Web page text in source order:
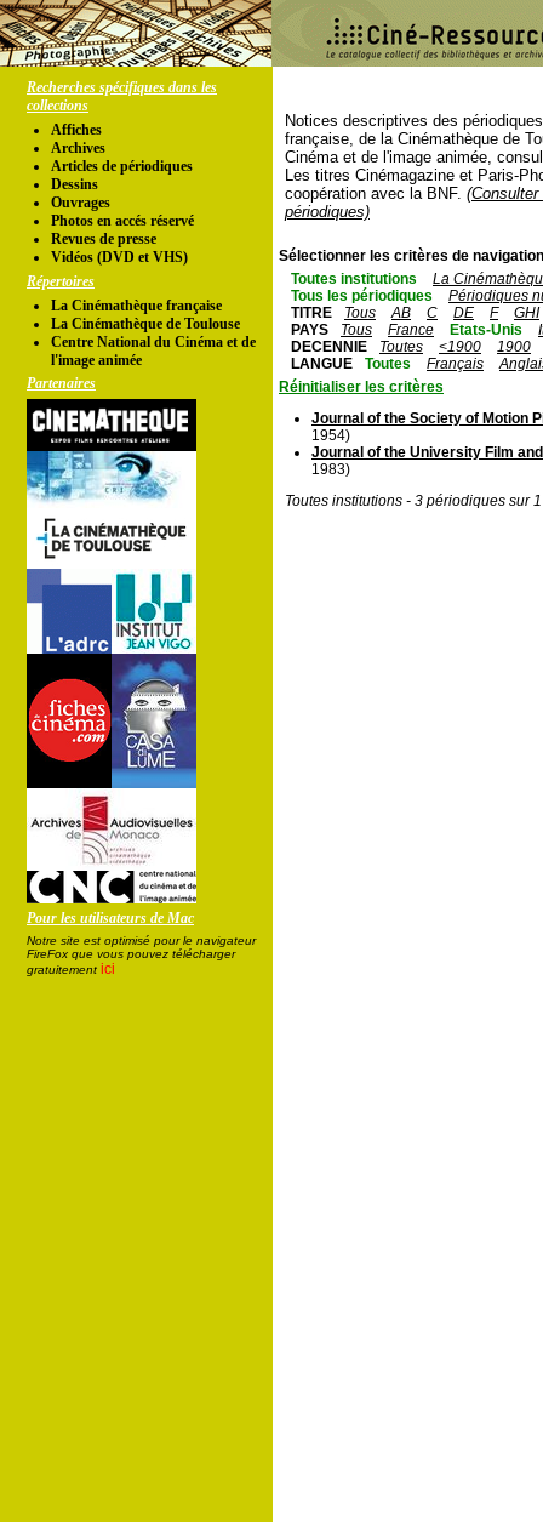
Recherches spécifiques dans les
collections
Affiches
Archives
Articles de périodiques
Dessins
Ouvrages
Photos en accés réservé
Revues de presse
Vidéos (DVD et VHS)
Répertoires
La Cinémathèque française
La Cinémathèque de Toulouse
Centre National du Cinéma et de
l'image animée
Partenaires
Pour les utilisateurs de Mac
Notre site est optimisé pour le navigateur
FireFox que vous pouvez télécharger
gratuitement ici
Notices descriptives des
française, de la Cinémathèque de
Cinéma et de l'image animée,
Les titres Cinémagazine et Paris-
coopération avec la BNF.
périodiques)
Sélectionner les critères de
Toutes institutions
La
Tous les périodiques
Périodiques
TITRE
Tous AB C DE F
GHI
PAYS
Tous France Etats-Unis
DECENNIE
Toutes <1900
1900
LANGUE
Toutes Français
Réinitialiser les critères
Journal of the Society of Motion
1954)
Journal of the University Film
1983)
Toutes institutions - 3 périodiques sur